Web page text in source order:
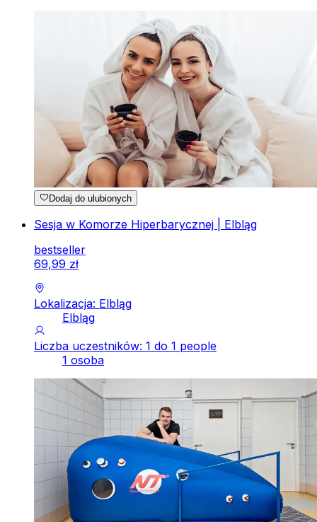
Dodaj do ulubionych
Sesja w Komorze Hiperbarycznej | Elbląg
bestseller
69,99 zł
Lokalizacja: Elbląg
Elbląg
Liczba uczestników: 1 do 1 people
1 osoba